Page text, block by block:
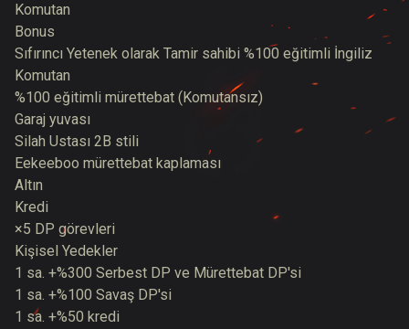
Komutan
Bonus
Sıfırıncı Yetenek olarak Tamir sahibi %100 eğitimli İngiliz
Komutan
%100 eğitimli mürettebat (Komutansız)
Garaj yuvası
Silah Ustası 2B stili
Eekeeboo mürettebat kaplaması
Altın
Kredi
×5 DP görevleri
Kişisel Yedekler
1 sa. +%300 Serbest DP ve Mürettebat DP'si
1 sa. +%100 Savaş DP'si
1 sa. +%50 kredi